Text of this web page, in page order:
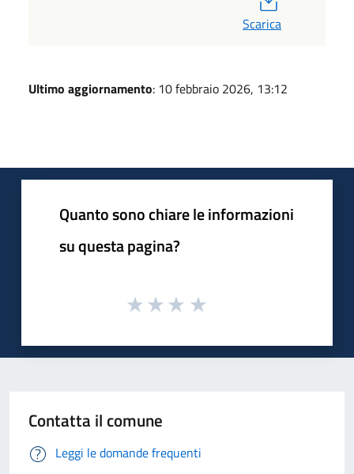
Scarica
Ultimo aggiornamento: 10 febbraio 2026, 13:12
Quanto sono chiare le informazioni
su questa pagina?
Contatta il comune
Leggi le domande frequenti